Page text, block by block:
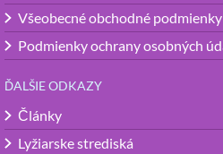
Všeobecné obchodné podmienky
Podmienky ochrany osobných
ĎALŠIE ODKAZY
Články
Lyžiarske strediská